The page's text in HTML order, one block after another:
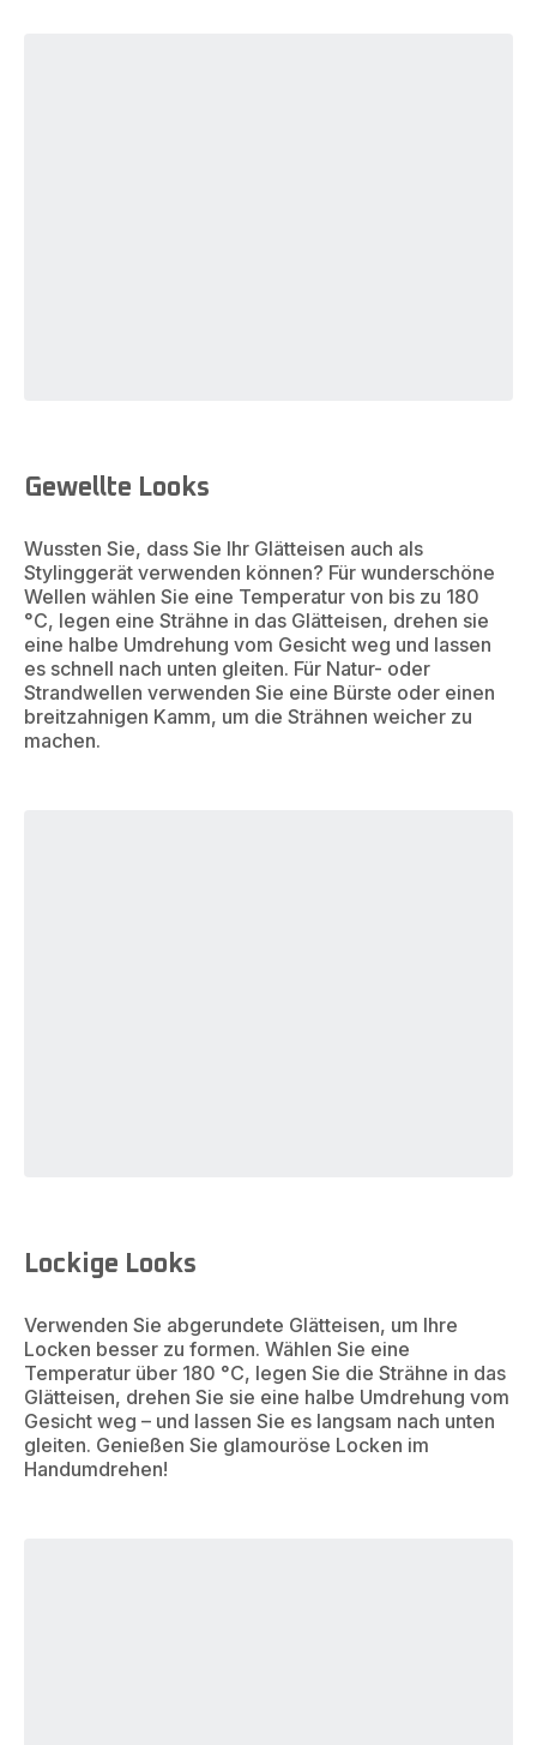
Gewellte Looks
Wussten Sie, dass Sie Ihr Glätteisen auch als
Stylinggerät verwenden können? Für wunderschöne
Wellen wählen Sie eine Temperatur von bis zu 180
°C, legen eine Strähne in das Glätteisen, drehen sie
eine halbe Umdrehung vom Gesicht weg und lassen
es schnell nach unten gleiten. Für Natur- oder
Strandwellen verwenden Sie eine Bürste oder einen
breitzahnigen Kamm, um die Strähnen weicher zu
machen.
Lockige Looks
Verwenden Sie abgerundete Glätteisen, um Ihre
Locken besser zu formen. Wählen Sie eine
Temperatur über 180 °C, legen Sie die Strähne in das
Glätteisen, drehen Sie sie eine halbe Umdrehung vom
Gesicht weg – und lassen Sie es langsam nach unten
gleiten. Genießen Sie glamouröse Locken im
Handumdrehen!